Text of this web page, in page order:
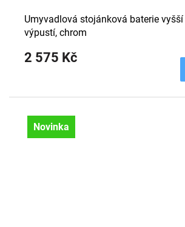
2 575 Kč
Umyvadlová stojánková baterie
výpustí, chrom
Novinka